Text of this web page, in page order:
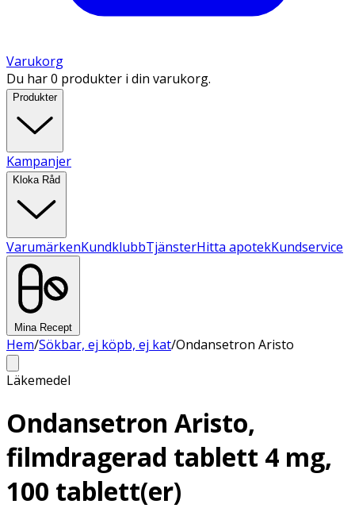
Varukorg
Du har 0 produkter i din varukorg.
Produkter
Kampanjer
Kloka Råd
VarumärkenKundklubbTjänsterHitta apotekKundservice
Mina Recept
Hem/Sökbar, ej köpb, ej kat/Ondansetron Aristo
Läkemedel
Ondansetron Aristo,
filmdragerad tablett 4 mg,
100 tablett(er)